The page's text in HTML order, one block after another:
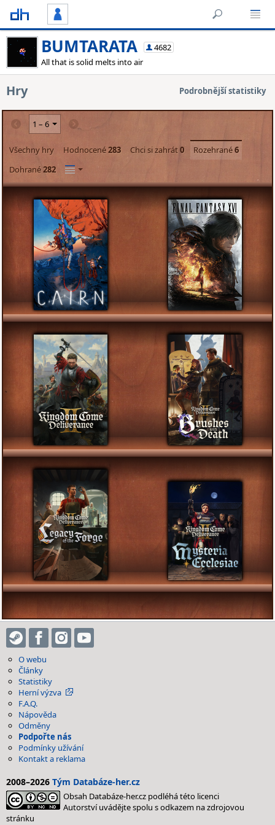
BUMTARATA
4682
All that is solid melts into air
Hry Podrobnější statistiky
Všechny hry Hodnocené283 Chci si zahrát0 Rozehrané6
Dohrané282
O webu
Články
Statistiky
Herní výzva
F.A.Q.
Nápověda
Odměny
Podpořte nás
Podmínky užívání
Kontakt a reklama
2008–2026 Tým Databáze-her.cz
Obsah Databáze-her.cz podléhá této licenci
Autorství uvádějte spolu s odkazem na zdrojovou
stránku